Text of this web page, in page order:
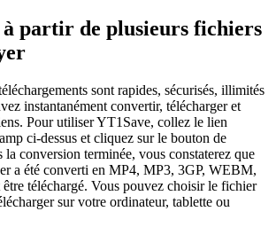
partir de plusieurs fichiers
sont rapides, sécurisés, illimités
instantanément convertir, télécharger et
Pour utiliser YT1Save, collez le lien
ci-dessus et cliquez sur le bouton de
conversion terminée, vous constaterez que
a été converti en MP4, MP3, 3GP, WEBM,
téléchargé. Vous pouvez choisir le fichier
sur votre ordinateur, tablette ou